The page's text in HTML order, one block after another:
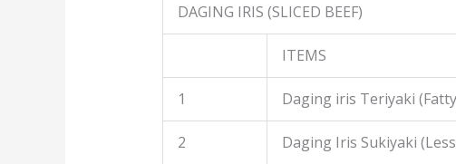
DAGING IRIS (SLICED BEEF)
ITEMS
1 Daging iris Teriyaki
2 Daging Iris Sukiyaki